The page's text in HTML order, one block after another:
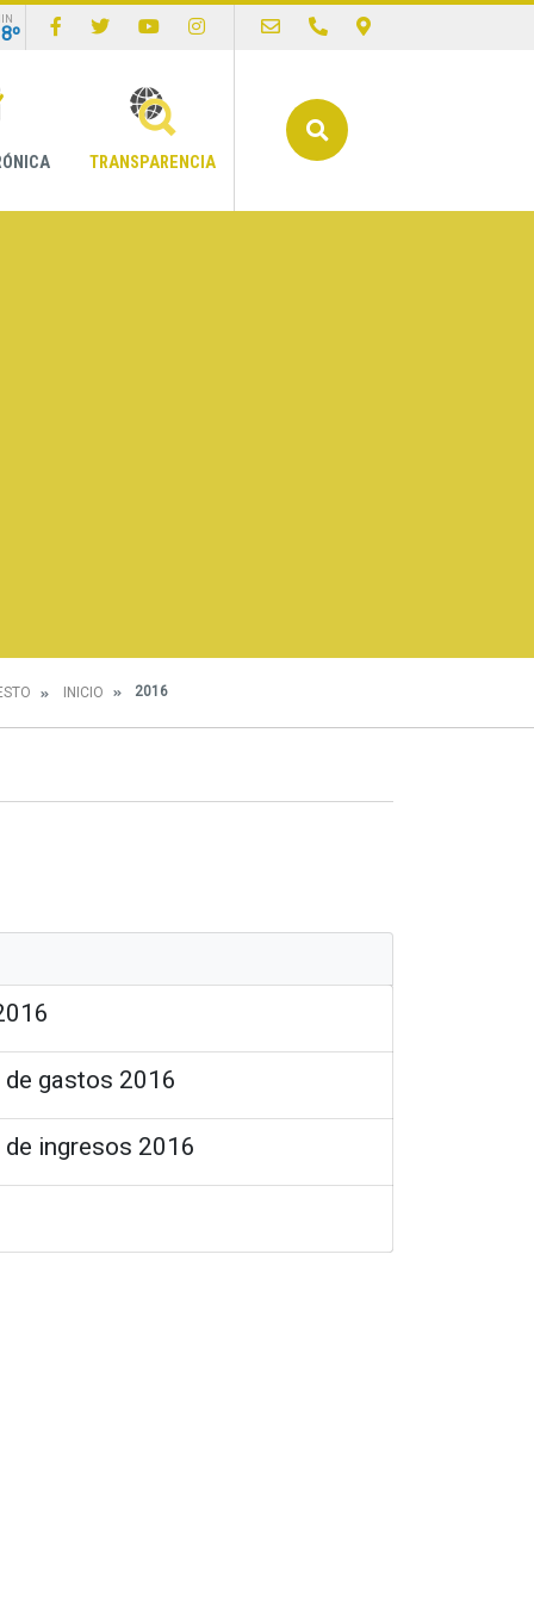
TRANSPARENCIA
INICIO 2016
gastos 2016
ingresos 2016